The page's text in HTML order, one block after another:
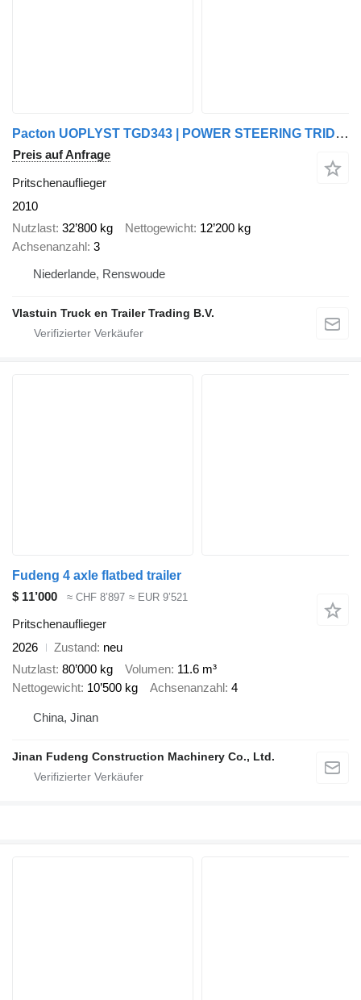
Pacton UOPLYST TGD343 | POWER STEERING TRIDEC |
Preis auf Anfrage
Pritschenauflieger
2010
Nutzlast 32’800 kg Nettogewicht 12’200 kg
Achsenanzahl 3
Niederlande, Renswoude
Vlastuin Truck en Trailer Trading B.V.
Fudeng 4 axle flatbed trailer
$ 11’000
≈ CHF 8’897 ≈ EUR 9’521
Pritschenauflieger
2026
Zustand neu
Nutzlast 80’000 kg Volumen 11.6 m³
Nettogewicht 10’500 kg Achsenanzahl 4
China, Jinan
Jinan Fudeng Construction Machinery Co., Ltd.